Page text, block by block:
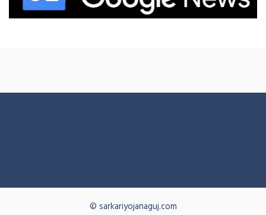
© sarkariyojanaguj.com